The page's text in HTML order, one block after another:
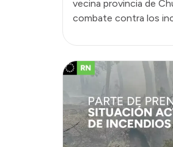
vecina provincia de
combate contra los